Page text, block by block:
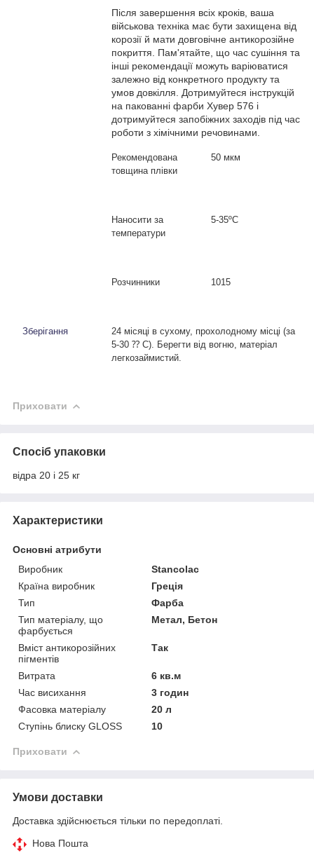
Після завершення всіх кроків, ваша
військова техніка має бути захищена від
корозії й мати довговічне антикорозійне
покриття. Пам'ятайте, що час сушіння та
інші рекомендації можуть варіюватися
залежно від конкретного продукту та
умов довкілля. Дотримуйтеся інструкцій
на пакованні фарби Хувер 576 і
дотримуйтеся запобіжних заходів під час
роботи з хімічними речовинами.
Рекомендована
товщина плівки
50 мкм
Наносити за
температури
5-35ºC
Розчинники 1015
Зберігання
24 місяці в сухому, прохолодному місці (за
5-30 ⁇C). Берегти від вогню, матеріал
легкозаймистий.
Приховати
Спосіб упаковки
відра 20 і 25 кг
Характеристики
Основні атрибути
Виробник
Stancolac
Країна виробник
Греція
Тип
Фарба
Тип матеріалу, що
фарбується
Метал, Бетон
Вміст антикорозійних
пігментів
Так
Витрата
6 кв.м
Час висихання
3 годин
Фасовка матеріалу
20 л
Ступінь блиску GLOSS
10
Приховати
Умови доставки
Доставка здійснюється тільки по передоплаті.
Нова Пошта